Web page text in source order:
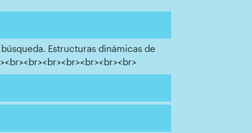
Estructuras dinámicas de